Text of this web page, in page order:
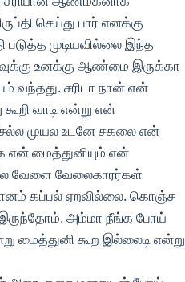
செய்து பார் எனக்கு
முடியவில்லை இந்த
உனக்கு ஆண்மை இருக்கா
வந்தது. சரிடா நான் என்
வாடி என்று என்
முயல உடனே சகலை என்
என் மைத்துனியும் என்
வேளை வேலைகாரர்கள்
கப்பல் ஏறவில்லை. கொஞ்ச
இருந்தோம். அம்மா நீங்க போய்
மைத்துனி கூற இல்லைடி என்று